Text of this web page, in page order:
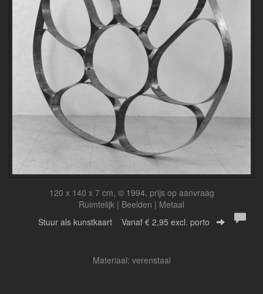
120 x 140 x 7 cm, © 1994, prijs op aanvraag
Ruimtelijk | Beelden | Metaal
Stuur als kunstkaart Vanaf € 2,95 excl. porto
Materiaal: verenstaal